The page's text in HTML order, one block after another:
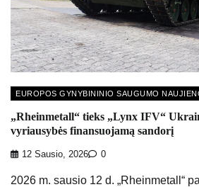
EUROPOS GYNYBININIO SAUGUMO
„Rheinmetall“ tieks „Lynx IFV“
vyriausybės finansuojamą sandorį
12 Sausio, 2026 0
2026 m. sausio 12 d. „Rheinmetall“